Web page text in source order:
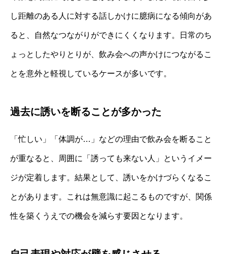
し距離のある人に対する話しかけに臆病になる傾向があ
ると、自然なつながりができにくくなります。日常のち
ょっとしたやりとりが、飲み会への声かけにつながるこ
とを意外と軽視しているケースが多いです。
過去に誘いを断ることが多かった
「忙しい」「体調が…」などの理由で飲み会を断ること
が重なると、周囲に「誘っても来ない人」というイメー
ジが定着します。結果として、誘いをかけづらくなるこ
とがあります。これは無意識に起こるものですが、関係
性を築くうえでの機会を減らす要因となります。